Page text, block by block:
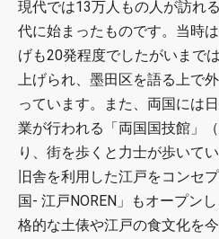
現代では13万人もの人が訪れ
代に始まったものです。当時
げも20発程度でしたがいまで
上げられ、墨田区を語る上で
っています。また、両国には
業が行われる「両国国技館」
り、街を歩くと力士が歩いて
旧舎を利用した江戸をコンセ
国- 江戸NOREN」もオープン
格的な土俵や江戸の食文化を